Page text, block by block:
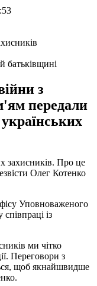
батьківщині
з
передали
захисників. Про це
Олег Котенко
Уповноваженого
із
ми чітко
Переговори з
щоб якнайшвидше